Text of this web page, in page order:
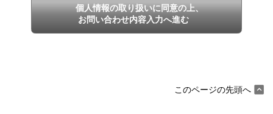
個人情報の取り扱いに同意の上、
お問い合わせ内容入力へ進む
このページの先頭へ